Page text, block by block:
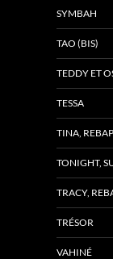
SYMBAH
TAO (BIS)
TEDDY ET
TESSA
TINA,
TONIGHT,
TRACY,
TRÉSOR
VAHINÉ